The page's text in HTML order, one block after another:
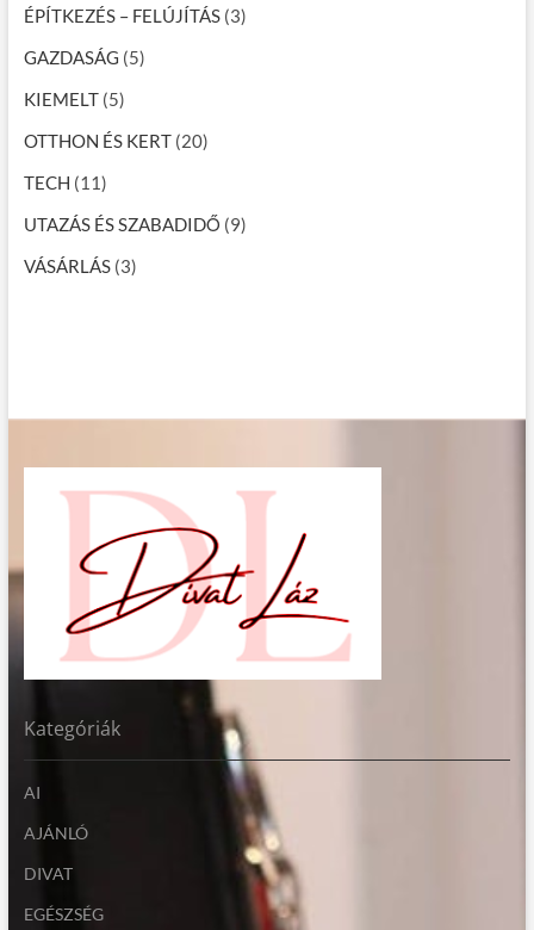
ÉPÍTKEZÉS – FELÚJÍTÁS(3)
GAZDASÁG (5)
KIEMELT(5)
OTTHON ÉS KERT(20)
TECH (11)
UTAZÁS ÉS SZABADIDŐ (9)
VÁSÁRLÁS(3)
Kategóriák
AI
AJÁNLÓ
DIVAT
EGÉSZSÉG